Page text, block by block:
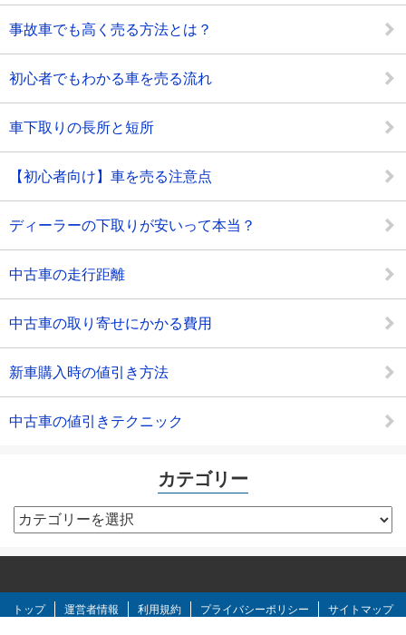
事故車でも高く売る方法とは？
初心者でもわかる車を売る流れ
車下取りの長所と短所
【初心者向け】車を売る注意点
ディーラーの下取りが安いって本当？
中古車の走行距離
中古車の取り寄せにかかる費用
新車購入時の値引き方法
中古車の値引きテクニック
カテゴリー
カ
テ
ゴ
ートップ 運営者情報 利用規約 プライバシーポリシー
サイトマップ